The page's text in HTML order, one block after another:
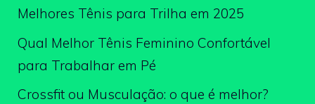
Melhores Tênis para Trilha em 2025
Qual Melhor Tênis Feminino Confortável
para Trabalhar em Pé
Crossfit ou Musculação: o que é melhor?